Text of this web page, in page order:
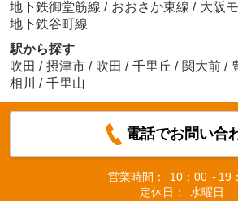
地下鉄御堂筋線 / おおさか東線 / 大阪
地下鉄谷町線
駅から探す
吹田 / 摂津市 / 吹田 / 千里丘 / 関大前 /
相川
/ 千里山
電話でお問い合
営業時間：
10：00～19
定休日：
水曜日